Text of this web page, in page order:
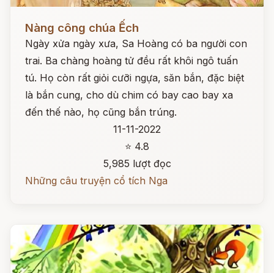
Nàng công chúa Ếch
Ngày xửa ngày xưa, Sa Hoàng có ba người con
trai. Ba chàng hoàng tử đều rất khôi ngô tuấn
tú. Họ còn rất giỏi cưỡi ngựa, săn bắn, đặc biệt
là bắn cung, cho dù chim có bay cao bay xa
đến thế nào, họ cũng bắn trúng.
11-11-2022
⭐ 4.8
5,985 lượt đọc
Những câu truyện cổ tích Nga